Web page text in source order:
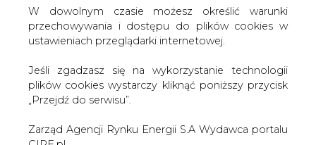
Jeśli zgadzasz się na wykorzystanie technologii
plików cookies wystarczy kliknąć poniższy przycisk
„Przejdź do serwisu”.
Zarząd Agencji Rynku Energii S.A Wydawca portalu
CIRE.pl
Przejdź do serwisu
funkcjonowania górnictwa węgla kamiennego w Polsce.
"Mamy dosyć spore rozbieżności związane z okresem
czwartkowych rozmowach szef śląsko-dąbrowskiej
Solidarności Dominik Kolorz, potwierdzając, że
"systemowe" i gwarancyjne elementy transformacji
rozmów w piątek w południe.